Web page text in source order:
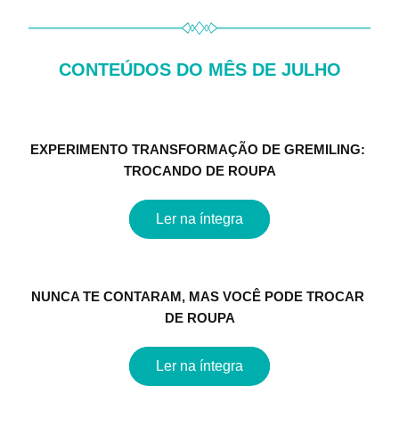
CONTEÚDOS DO MÊS DE JULHO
EXPERIMENTO TRANSFORMAÇÃO DE GREMILING:
TROCANDO DE ROUPA
Ler na íntegra
NUNCA TE CONTARAM, MAS VOCÊ PODE TROCAR
DE ROUPA
Ler na íntegra